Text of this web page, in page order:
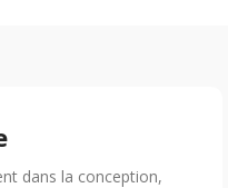
dans la conception,